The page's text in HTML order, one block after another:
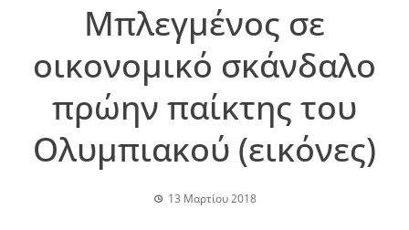
Μπλεγμένος σε
οικονομικό σκάνδαλο
πρώην παίκτης του
Ολυμπιακού (εικόνες)
13 Μαρτίου 2018